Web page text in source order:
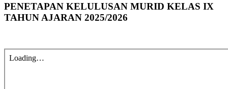
PENETAPAN KELULUSAN MURID KELAS IX
TAHUN AJARAN 2025/2026